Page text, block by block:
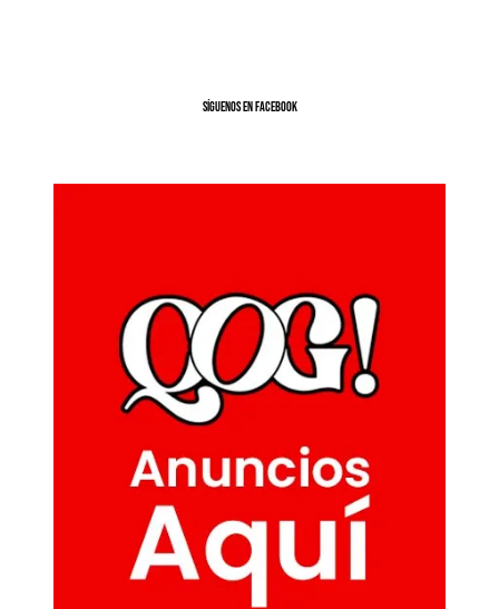
SíGUENOS EN FACEBOOK